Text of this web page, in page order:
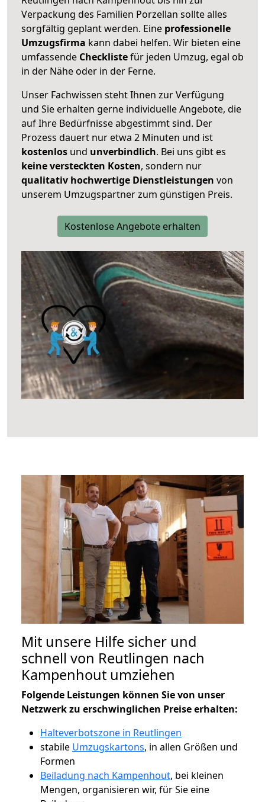
Verpackung des Familien Porzellan sollte alles
sorgfältig geplant werden. Eine professionelle
Umzugsfirma kann dabei helfen. Wir bieten eine
umfassende Checklistefür jeden Umzug, egal ob
in der Nähe oder in der Ferne.
Unser Fachwissen steht Ihnen zur Verfügung
und Sie erhalten gerne individuelle Angebote, die
auf Ihre Bedürfnisse abgestimmt sind. Der
Prozess dauert nur etwa 2 Minuten und ist
kostenlos und unverbindlich. Bei uns gibt es
keine versteckten Kosten, sondern nur
qualitativ hochwertige Dienstleistungen von
unserem Umzugspartner zum günstigen Preis.
Kostenlose Angebote erhalten
Mit unsere Hilfe sicher und
schnell von Reutlingen nach
Kampenhout umziehen
Folgende Leistungen können Sie von unser
Netzwerk zu erschwinglichen Preise erhalten:
Halteverbotszone in Reutlingen
stabile Umzugskartons, in allen Größen und
Formen
Beiladung nach Kampenhout, bei kleinen
Mengen, organisieren wir, für Sie eine